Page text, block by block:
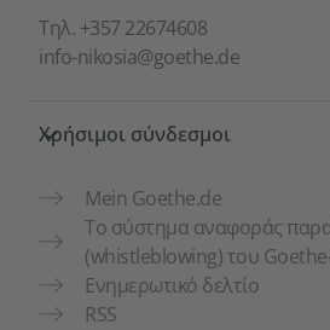
Τηλ. +357 22674608
info-nikosia@goethe.de
Χρήσιμοι σύνδεσμοι
Mein Goethe.de
Το σύστημα αναφοράς
(whistleblowing) του
Ενημερωτικό δελτίο
RSS